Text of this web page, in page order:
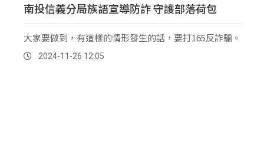
南投信義分局族語宣導防詐 守護部落荷包
大家要做到，有這樣的情形發生的話，要打165反詐騙。
2024-11-26 12:05